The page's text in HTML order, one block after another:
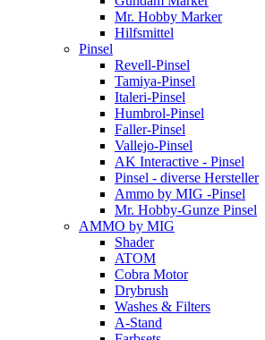
Mr. Hobby Marker
Hilfsmittel
Pinsel
Revell-Pinsel
Tamiya-Pinsel
Italeri-Pinsel
Humbrol-Pinsel
Faller-Pinsel
Vallejo-Pinsel
AK Interactive - Pinsel
Pinsel - diverse Hersteller
Ammo by MIG -Pinsel
Mr. Hobby-Gunze Pinsel
AMMO by MIG
Shader
ATOM
Cobra Motor
Drybrush
Washes & Filters
A-Stand